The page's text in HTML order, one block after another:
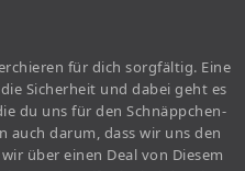
für dich sorgfältig. Eine
Sicherheit und dabei geht es
du uns für den Schnäppchen-
auch darum, dass wir uns den
über einen Deal von Diesem